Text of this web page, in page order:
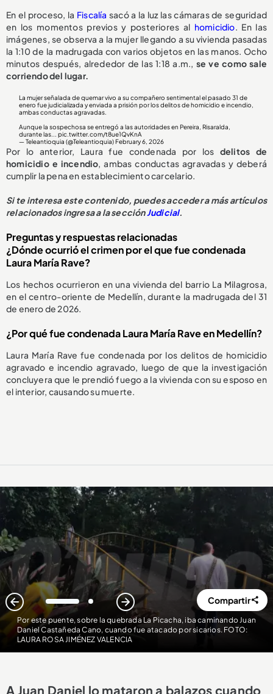
En el proceso, la Fiscalía sacó a la luz las cámaras de seguridad
en los momentos previos y posteriores al homicidio. En las
imágenes, se observa a la mujer llegando a su vivienda pasadas
la 1:10 de la madrugada con varios objetos en las manos. Ocho
minutos después, alrededor de las 1:18 a.m., se ve como sale
corriendo del lugar.
La mujer señalada de quemar vivo a su compañero sentimental el pasado 31 de
enero fue judicializada y enviada a prisión por los delitos de homicidio e incendio,
ambas conductas agravadas.
Aunque la sospechosa se entregó a las autoridades en Pereira, Risaralda,
durante las...pic.twitter.com/t8ue1QvKnA
— Teleantioquia (@Teleantioquia)February 6, 2026
Por lo anterior, Laura fue condenada por los delitos de
homicidio e incendio, ambas conductas agravadas y deberá
cumplir la pena en establecimiento carcelario.
Si te interesa este contenido, puedes acceder a más artículos
relacionados ingresa a la secciónJudicial.
Preguntas y respuestas relacionadas
¿Dónde ocurrió el crimen por el que fue condenada
Laura María Rave?
Los hechos ocurrieron en una vivienda del barrio La Milagrosa,
en el centro-oriente de Medellín, durante la madrugada del 31
de enero de 2026.
¿Por qué fue condenada Laura María Rave en Medellín?
Laura María Rave fue condenada por los delitos de homicidio
agravado e incendio agravado, luego de que la investigación
concluyera que le prendió fuego a la vivienda con su esposo en
el interior, causando su muerte.
Por este puente, sobre la quebrada La Picacha, iba caminando Juan
Daniel Castañeda Cano, cuando fue atacado por sicarios. FOTO:
LAURA ROSA JIMÉNEZ VALENCIA
1 2 Compartir
A Juan Daniel lo mataron a balazos cuando